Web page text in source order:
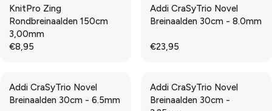
9
5
9
5
I
C
E
€
,
9
I
C
€
,
9
U
L
A
R
I
C
U
L
R
I
C
KnitPro Zing
Rondbreinaalden 150cm
3,00mm
R
U
L
€8,95
Addi CraSyTrio Novel
Breinaalden 30cm - 8.0mm
R
U
L
€23,95
Addi CraSyTrio Novel
Breinaalden 30cm - 6.5mm
Addi CraSyTrio Novel
Breinaalden 30cm -